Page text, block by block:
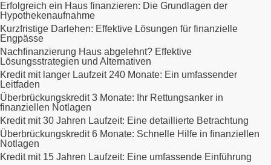
Erfolgreich ein Haus finanzieren: Die Grundlagen der
Hypothekenaufnahme
Kurzfristige Darlehen: Effektive Lösungen für finanzielle
Engpässe
Nachfinanzierung Haus abgelehnt? Effektive
Lösungsstrategien und Alternativen
Kredit mit langer Laufzeit 240 Monate: Ein umfassender
Leitfaden
Überbrückungskredit 3 Monate: Ihr Rettungsanker in
finanziellen Notlagen
Kredit mit 30 Jahren Laufzeit: Eine detaillierte Betrachtung
Überbrückungskredit 6 Monate: Schnelle Hilfe in finanziellen
Notlagen
Kredit mit 15 Jahren Laufzeit: Eine umfassende Einführung